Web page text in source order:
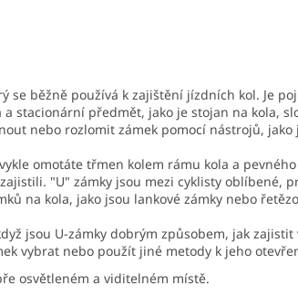
se běžně používá k zajištění jízdních kol. Je
stacionární předmět, jako je stojan na kola,
nebo rozlomit zámek pomocí nástrojů, jako
omotáte třmen kolem rámu kola a
"U" zámky jsou mezi cyklisty oblíbené,
na kola, jako jsou lankové zámky nebo
jsou U-zámky dobrým způsobem, jak
vybrat nebo použít jiné metody k jeho
osvětleném a viditelném místě.